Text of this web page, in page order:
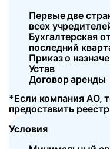
Первые две
всех
Бухгалтерская
последний
Приказ о
Устав
Договор аренды
*Если компания АО,
предоставить
Условия